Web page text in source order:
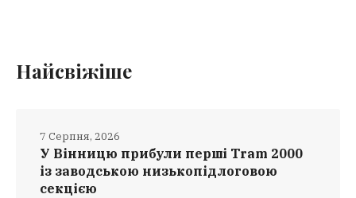
Найсвіжіше
У Вінницю прибули перші Tram 2000
із заводською низькопідлоговою
секцією
7 Серпня, 2026